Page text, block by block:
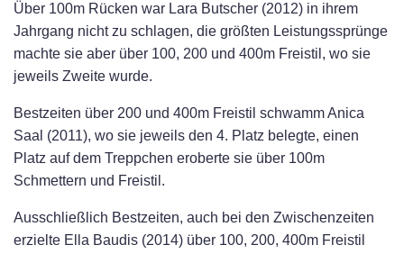
Über 100m Rücken war Lara Butscher (2012) in ihrem
Jahrgang nicht zu schlagen, die größten Leistungssprünge
machte sie aber über 100, 200 und 400m Freistil, wo sie
jeweils Zweite wurde.
Bestzeiten über 200 und 400m Freistil schwamm Anica
Saal (2011), wo sie jeweils den 4. Platz belegte, einen
Platz auf dem Treppchen eroberte sie über 100m
Schmettern und Freistil.
Ausschließlich Bestzeiten, auch bei den Zwischenzeiten
erzielte Ella Baudis (2014) über 100, 200, 400m Freistil